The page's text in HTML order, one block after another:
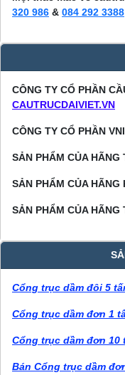
320 986 & 084 292 3388
CÔNG TY CỔ PHẦN
CAUTRUCDAIVIET.VN
CÔNG TY CỔ PHẦN
SẢN PHẨM CỦA HÃNG
SẢN PHẨM CỦA HÃNG
SẢN PHẨM CỦA HÃNG
Cổng trục dầm đôi 5
Cổng trục dầm đơn 1
Cổng trục dầm đơn 10
Bán Cổng trục dầm